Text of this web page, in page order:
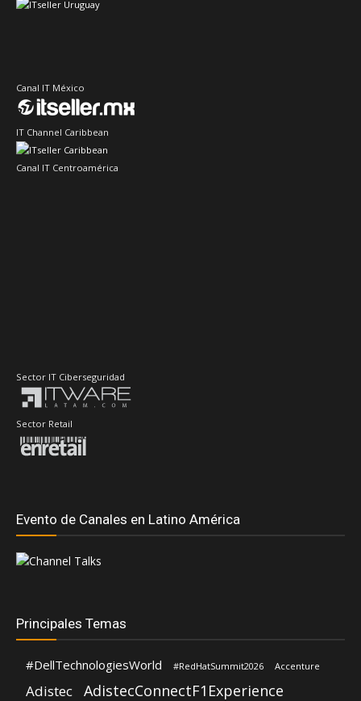
Canal IT México
IT Channel Caribbean
Canal IT Centroamérica
Sector IT Ciberseguridad
Sector Retail
Evento de Canales en Latino América
Principales Temas
#DellTechnologiesWorld #RedHatSummit2026 Accenture
Adistec AdistecConnectF1Experience